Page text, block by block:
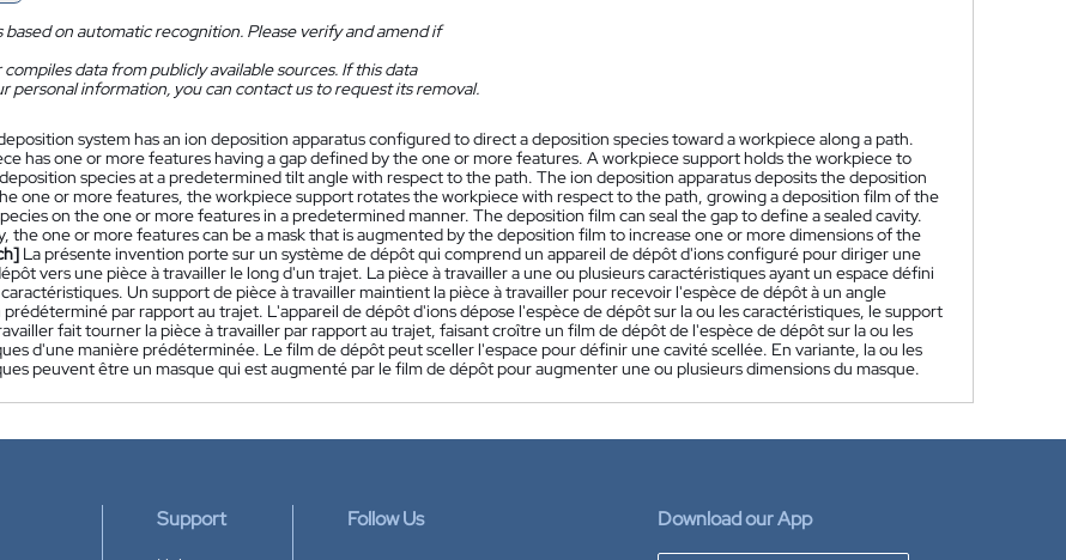
based on automatic recognition. Please verify and amend if
data from publicly available sources. If this data
personal information, you can contact us to request its removal.
system has an ion deposition apparatus configured to direct a deposition species toward a workpiece along a path.
has one or more features having a gap defined by the one or more features. A workpiece support holds the workpiece to
species at a predetermined tilt angle with respect to the path. The ion deposition apparatus deposits the deposition
one or more features, the workpiece support rotates the workpiece with respect to the path, growing a deposition film of the
on the one or more features in a predetermined manner. The deposition film can seal the gap to define a sealed cavity.
the one or more features can be a mask that is augmented by the deposition film to increase one or more dimensions of the
La présente invention porte sur un système de dépôt qui comprend un appareil de dépôt d'ions configuré pour diriger une
vers une pièce à travailler le long d'un trajet. La pièce à travailler a une ou plusieurs caractéristiques ayant un espace défini
caractéristiques. Un support de pièce à travailler maintient la pièce à travailler pour recevoir l'espèce de dépôt à un angle
prédéterminé par rapport au trajet. L'appareil de dépôt d'ions dépose l'espèce de dépôt sur la ou les caractéristiques, le support
fait tourner la pièce à travailler par rapport au trajet, faisant croître un film de dépôt de l'espèce de dépôt sur la ou les
d'une manière prédéterminée. Le film de dépôt peut sceller l'espace pour définir une cavité scellée. En variante, la ou les
peuvent être un masque qui est augmenté par le film de dépôt pour augmenter une ou plusieurs dimensions du masque.
Support Follow Us Download our App